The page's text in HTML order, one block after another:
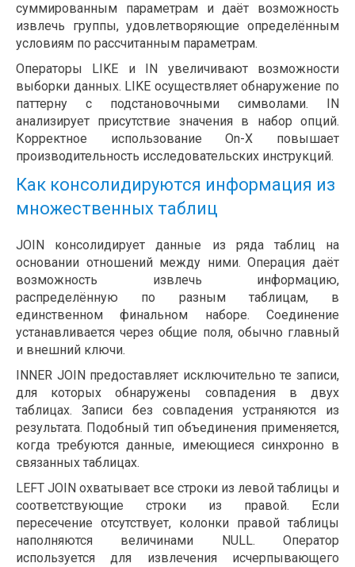
суммированным параметрам и даёт возможность
извлечь группы, удовлетворяющие определённым
условиям по рассчитанным параметрам.
Операторы LIKE и IN увеличивают возможности
выборки данных. LIKE осуществляет обнаружение по
паттерну с подстановочными символами. IN
анализирует присутствие значения в набор опций.
Корректное использование On-X повышает
производительность исследовательских инструкций.
Как консолидируются информация из
множественных таблиц
JOIN консолидирует данные из ряда таблиц на
основании отношений между ними. Операция даёт
возможность извлечь информацию,
распределённую по разным таблицам, в
единственном финальном наборе. Соединение
устанавливается через общие поля, обычно главный
и внешний ключи.
INNER JOIN предоставляет исключительно те записи,
для которых обнаружены совпадения в двух
таблицах. Записи без совпадения устраняются из
результата. Подобный тип объединения применяется,
когда требуются данные, имеющиеся синхронно в
связанных таблицах.
LEFT JOIN охватывает все строки из левой таблицы и
соответствующие строки из правой. Если
пересечение отсутствует, колонки правой таблицы
наполняются величинами NULL. Оператор
используется для извлечения исчерпывающего